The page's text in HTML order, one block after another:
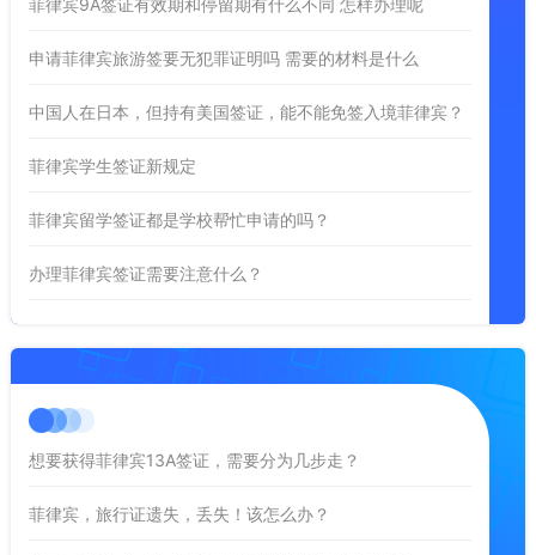
申请菲律宾旅游签要无犯罪证明吗 需要的材料是什么
中国人在日本，但持有美国签证，能不能免签入境菲律宾？
菲律宾学生签证新规定
菲律宾留学签证都是学校帮忙申请的吗？
办理菲律宾签证需要注意什么？
想要获得菲律宾13A签证，需要分为几步走？
菲律宾，旅行证遗失，丢失！该怎么办？